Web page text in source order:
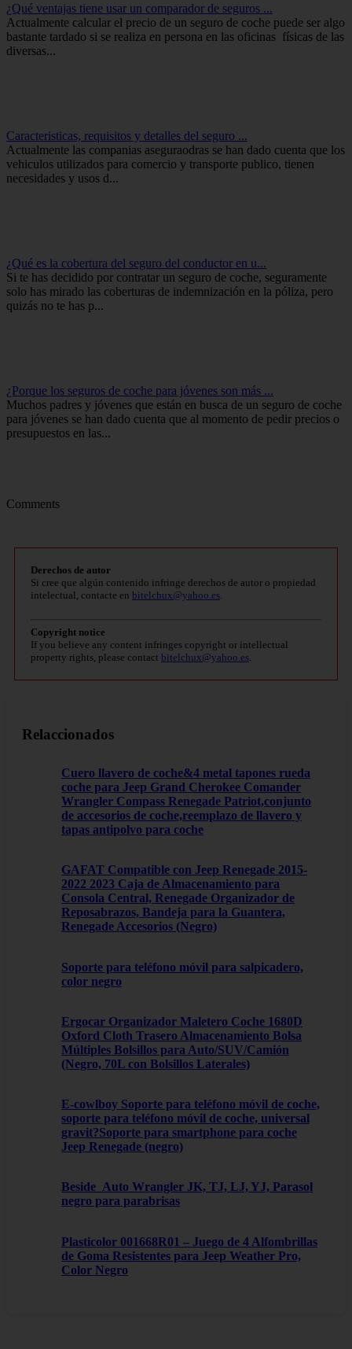
¿Qué ventajas tiene usar un comparador de seguros ...
Actualmente calcular el precio de un seguro de coche puede ser algo
bastante tardado si se realiza en persona en las oficinas físicas de las
diversas...
Caracteristicas, requisitos y detalles del seguro ...
Actualmente las companias aseguraodras se han dado cuenta que los
vehiculos utilizados para comercio y transporte publico, tienen
necesidades y usos d...
¿Qué es la cobertura del seguro del conductor en u...
Si te has decidido por contratar un seguro de coche, seguramente
solo has mirado las coberturas de indemnización en la póliza, pero
quizás no te has p...
¿Porque los seguros de coche para jóvenes son más ...
Muchos padres y jóvenes que están en busca de un seguro de coche
para jóvenes se han dado cuenta que al momento de pedir precios o
presupuestos en las...
Comments
Derechos de autor
Si cree que algún contenido infringe derechos de autor o propiedad
intelectual, contacte en bitelchux@yahoo.es
Copyright notice
If you believe any content infringes copyright or intellectual
property rights, please contact bitelchux@yahoo.es
Relaccionados
Cuero llavero de coche&4 metal tapones rueda
coche para Jeep Grand Cherokee Comander
Wrangler Compass Renegade Patriot,conjunto
de accesorios de coche,reemplazo de llavero y
tapas antipolvo para coche
GAFAT Compatible con Jeep Renegade 2015-
2022 2023 Caja de Almacenamiento para
Consola Central, Renegade Organizador de
Reposabrazos, Bandeja para la Guantera,
Renegade Accesorios (Negro)
Soporte para teléfono móvil para salpicadero,
color negro
Ergocar Organizador Maletero Coche 1680D
Oxford Cloth Trasero Almacenamiento Bolsa
Múltiples Bolsillos para Auto/SUV/Camión
(Negro, 70L con Bolsillos Laterales)
E-cowlboy Soporte para teléfono móvil de coche,
soporte para teléfono móvil de coche, universal
gravit?Soporte para smartphone para coche
Jeep Renegade (negro)
Beside_Auto Wrangler JK, TJ, LJ, YJ, Parasol
negro para parabrisas
Plasticolor 001668R01 – Juego de 4 Alfombrillas
de Goma Resistentes para Jeep Weather Pro,
Color Negro